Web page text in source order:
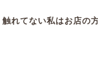
れてない私はお店の